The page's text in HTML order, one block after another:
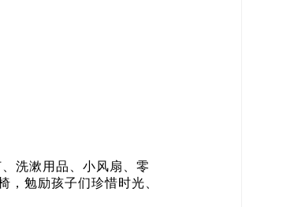
洗漱用品、小风扇、零
，勉励孩子们珍惜时光、